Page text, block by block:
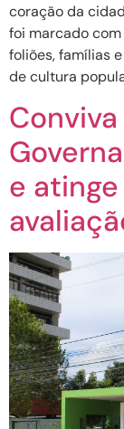
coração da
foi marcado
foliões, famílias
de cultura
e